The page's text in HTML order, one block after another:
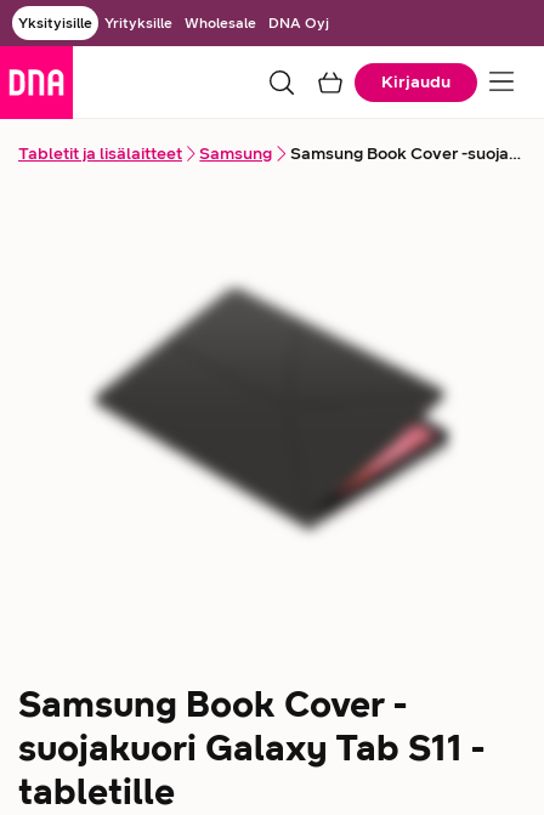
Yksityisille Yrityksille Wholesale DNA Oyj
Kirjaudu
Tabletit ja lisälaitteet Samsung Samsung Book Cover -suojakuori Galaxy Tab S11 -tabletille
Samsung Book Cover -
suojakuori Galaxy Tab S11 -
tabletille